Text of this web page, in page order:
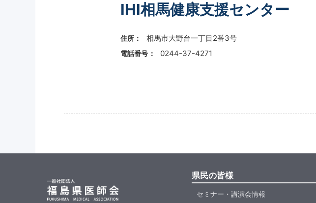
IHI相馬健康支援センター
住所： 相馬市大野台一丁目2番3号
電話番号： 0244-37-4271
県民の皆様
セミナー・講演会情報